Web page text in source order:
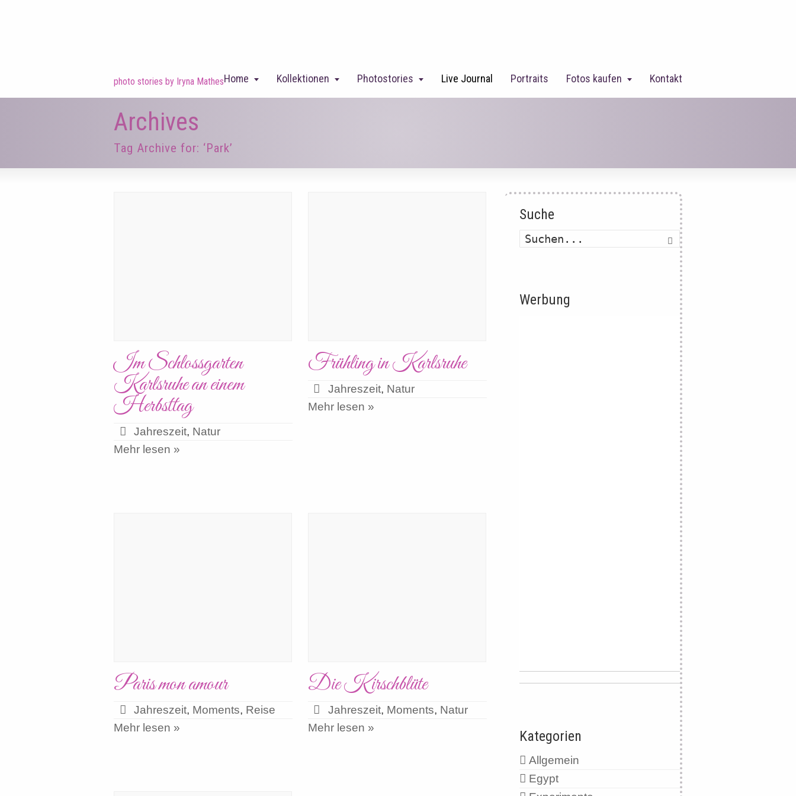
photo stories by Iryna MathesHome Kollektionen Photostories Live Journal Portraits Fotos kaufen Kontakt
Archives
Tag Archive for: ‘Park’
Im Schlossgarten
Karlsruhe an einem
Herbsttag
Jahreszeit, Natur
Mehr lesen »
Frühling in Karlsruhe
Jahreszeit, Natur
Mehr lesen »
Paris mon amour
Jahreszeit, Moments, Reise
Mehr lesen »
Die Kirschblüte
Jahreszeit, Moments, Natur
Mehr lesen »
Suche
Suche
Werbung
Kategorien
Allgemein
Egypt